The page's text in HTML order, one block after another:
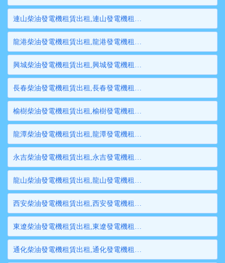
連山柴油發電機租賃出租,連山發電機租賃,連山發電機出租,連山大型發電機租賃,連山大型發電機出租
龍港柴油發電機租賃出租,龍港發電機租賃,龍港發電機出租,龍港大型發電機租賃,龍港大型發電機出租
興城柴油發電機租賃出租,興城發電機租賃,興城發電機出租,興城大型發電機租賃,興城大型發電機出租
長春柴油發電機租賃出租,長春發電機租賃,長春發電機出租,長春大型發電機租賃,長春大型發電機出租
榆樹柴油發電機租賃出租,榆樹發電機租賃,榆樹發電機出租,榆樹大型發電機租賃,榆樹大型發電機出租
龍潭柴油發電機租賃出租,龍潭發電機租賃,龍潭發電機出租,龍潭大型發電機租賃,龍潭大型發電機出租
永吉柴油發電機租賃出租,永吉發電機租賃,永吉發電機出租,永吉大型發電機租賃,永吉大型發電機出租
龍山柴油發電機租賃出租,龍山發電機租賃,龍山發電機出租,龍山大型發電機租賃,龍山大型發電機出租
西安柴油發電機租賃出租,西安發電機租賃,西安發電機出租,西安大型發電機租賃,西安大型發電機出租
東遼柴油發電機租賃出租,東遼發電機租賃,東遼發電機出租,東遼大型發電機租賃,東遼大型發電機出租
通化柴油發電機租賃出租,通化發電機租賃,通化發電機出租,通化大型發電機租賃,通化大型發電機出租